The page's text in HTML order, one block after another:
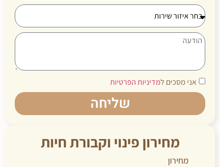
אני מסכים למדיניות הפרטיות
שליחה
מחירון פינוי וקבורת חיות
מחירון